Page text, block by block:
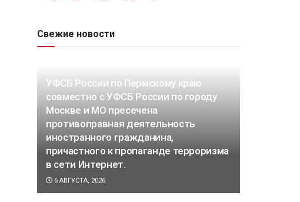
Свежие новости
УФСБ России по Пермскому краю
совместно с УФСБ России по городу
Москве и МО пресечена
противоправная деятельность
иностранного гражданина,
причастного к пропаганде терроризма
в сети Интернет.
6 АВГУСТА, 2026